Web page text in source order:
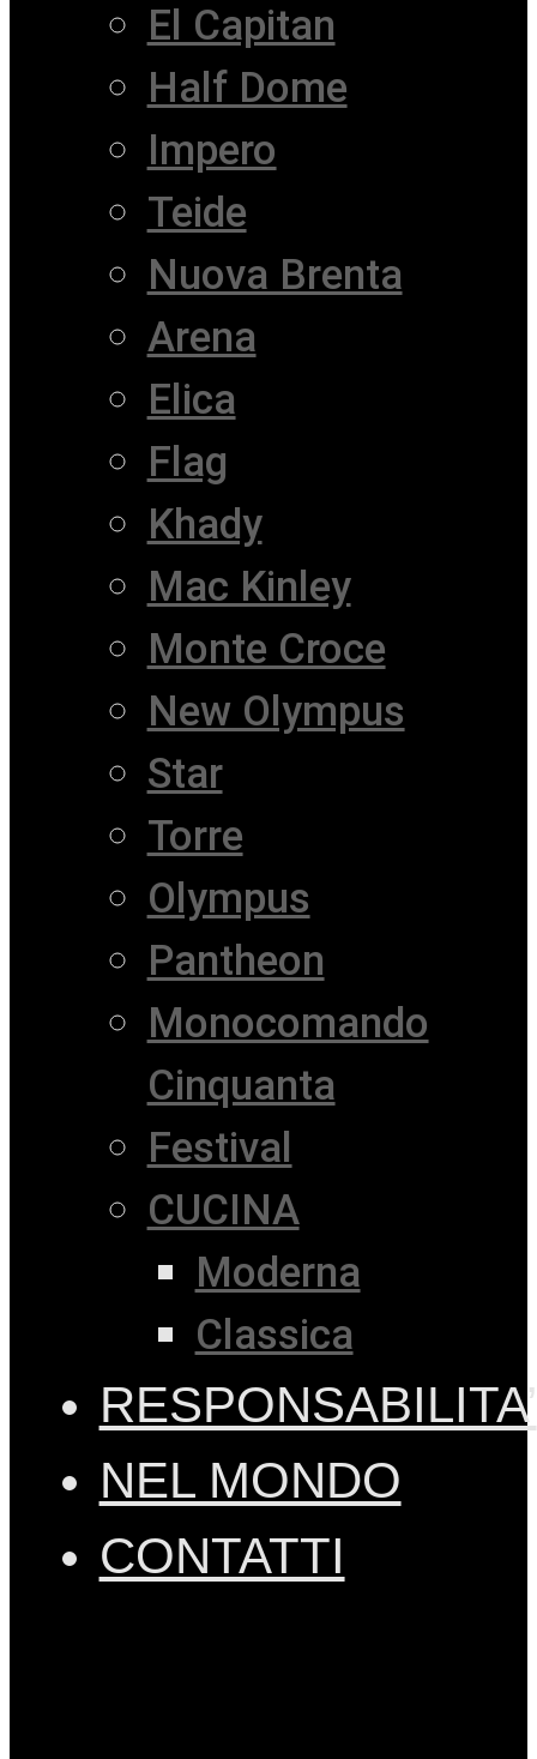
El Capitan
Half Dome
Impero
Teide
Nuova Brenta
Arena
Elica
Flag
Khady
Mac Kinley
Monte Croce
New Olympus
Star
Torre
Olympus
Pantheon
Monocomando
Cinquanta
Festival
CUCINA
Moderna
Classica
RESPONSABILITA’
NEL MONDO
CONTATTI